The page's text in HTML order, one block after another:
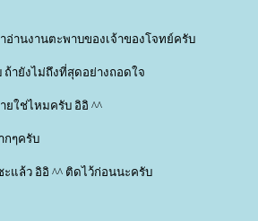
านงานตะพาบของเจ้าของโจทย์ครับ
ายังไม่ถึงที่สุดอย่างถอดใจ
ยใช่ไหมครับ อิอิ ^^
กๆครับ
ล้ว อิอิ ^^ ติดไว้ก่อนนะครับ